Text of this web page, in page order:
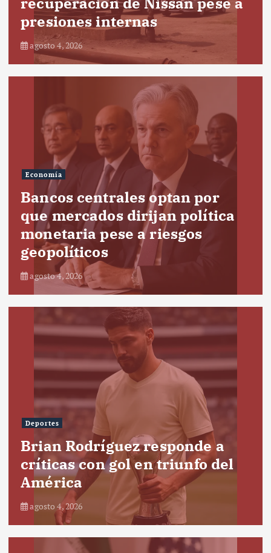
presiones internas
agosto 4, 2026
Economía
Bancos centrales optan por
que mercados dirijan política
monetaria pese a riesgos
geopolíticos
agosto 4, 2026
Deportes
Brian Rodríguez responde a
críticas con gol en triunfo del
América
agosto 4, 2026